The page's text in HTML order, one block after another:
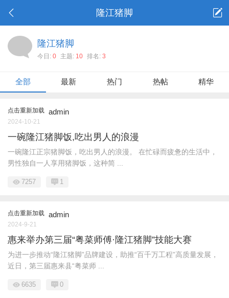
隆江猪脚
隆江猪脚
今日: 0 主题: 10 排名: 3
全部 最新 热门 热帖 精华
点击重新加载 admin
2024-10-21
一碗隆江猪脚饭,吃出男人的浪漫
一碗隆江正宗猪脚饭，吃出男人的浪漫。 在忙碌而疲惫的生活中，
男性独自一人享用猪脚饭，这种简 ...
7257 1
点击重新加载 admin
2024-9-21
惠来举办第三届“粤菜师傅·隆江猪脚”技能大赛
为进一步推动“隆江猪脚”品牌建设，助推“百千万工程”高质量发展，
近日，第三届惠来县“粤菜师 ...
6635 0